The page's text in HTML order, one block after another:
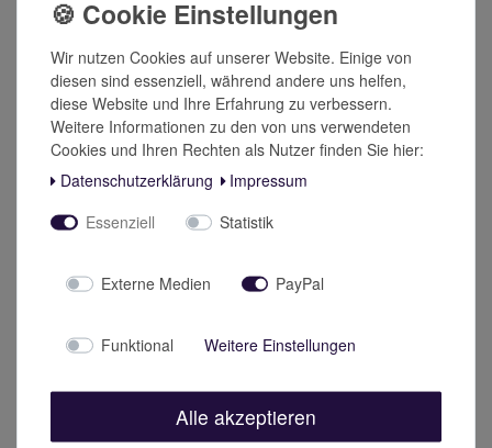
aufgenommen werden.
Wie, wann und in welcher Dosierung werden die
Kapseln eingenommen?
Wir empfehlen, 2 Kapseln täglich, je 1 morgens und
mittags, mit ausreichend Flüssigkeit einzunehmen.
Lagern Sie die Kapseln kühl, trocken und lichtgeschützt
außerhalb der Reichweite von kleinen Kindern.
Wenn Sie regelmäßig Medikamente nehmen, klären Sie
bitte vorab mit Ihrem Arzt, ob Sie Resveratrol einnehmen
empfohlene Dosis nicht überschreiten.
abwechslungsreiche Ernährung und eine gesunde
Wir nutzen Cookies auf unserer Website. Einige von
diesen sind essenziell, während andere uns helfen,
diese Website und Ihre Erfahrung zu verbessern.
Weitere Informationen zu den von uns verwendeten
Cookies und Ihren Rechten als Nutzer finden Sie hier:
Daten­schutz­erklärung
Impressum
Essenziell
Statistik
Externe Medien PayPal
Funktional Weitere Einstellungen
Alle akzeptieren